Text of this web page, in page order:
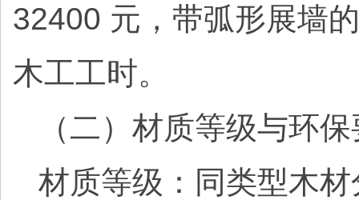
32400 元，带弧形展墙
木工工时。
（二）材质等级与环
材质等级：同类型木